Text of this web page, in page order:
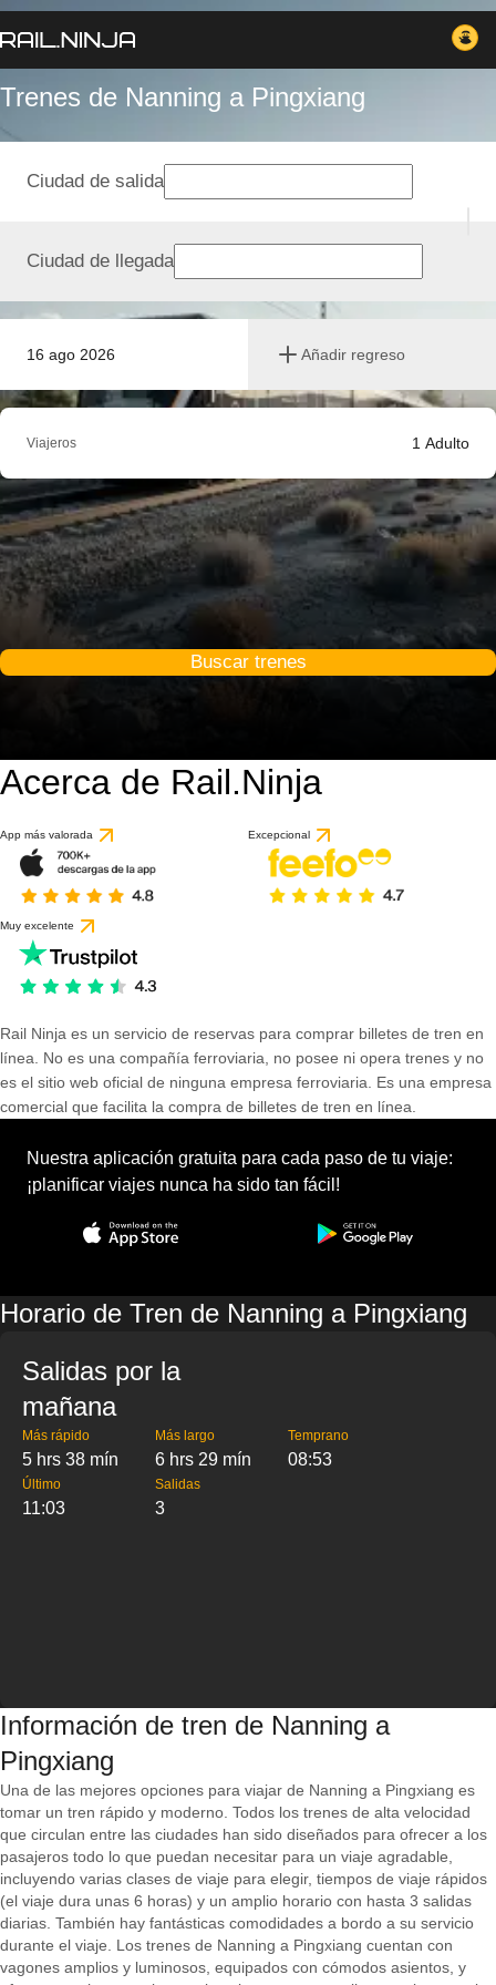
Trenes de Nanning a Pingxiang
16 ago 2026 Añadir regreso
Ciudad de salida
Ciudad de llegada
Viajeros 1 Adulto
Buscar trenes
Acerca de Rail.Ninja
App más valorada Excepcional
Muy excelente
Rail Ninja es un servicio de reservas para comprar billetes de tren en
línea. No es una compañía ferroviaria, no posee ni opera trenes y no
es el sitio web oficial de ninguna empresa ferroviaria. Es una empresa
comercial que facilita la compra de billetes de tren en línea.
Nuestra aplicación gratuita para cada paso de tu viaje:
¡planificar viajes nunca ha sido tan fácil!
Horario de Tren de Nanning a Pingxiang
Salidas por la
mañana
Más rápido
5 hrs 38 mín
Más largo
6 hrs 29 mín
Temprano
08:53
Último
11:03
Salidas
3
Información de tren de Nanning a
Pingxiang
Una de las mejores opciones para viajar de Nanning a Pingxiang es
tomar un tren rápido y moderno. Todos los trenes de alta velocidad
que circulan entre las ciudades han sido diseñados para ofrecer a los
pasajeros todo lo que puedan necesitar para un viaje agradable,
incluyendo varias clases de viaje para elegir, tiempos de viaje rápidos
(el viaje dura unas 6 horas) y un amplio horario con hasta 3 salidas
diarias. También hay fantásticas comodidades a bordo a su servicio
durante el viaje. Los trenes de Nanning a Pingxiang cuentan con
vagones amplios y luminosos, equipados con cómodos asientos, y